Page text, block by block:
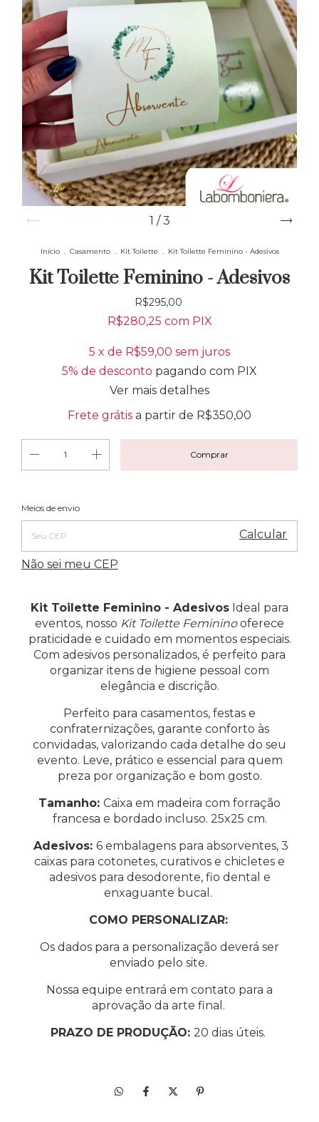
1 /3
Início . Casamento . Kit Toilette . Kit Toilette Feminino - Adesivos
Kit Toilette Feminino - Adesivos
R$295,00
R$280,25 com PIX
5 x de R$59,00 sem juros
5% de desconto pagando com PIX
Ver mais detalhes
Frete grátis a partir de R$350,00
Entregas para o CEP:
Meios de envio
Calcular
Não sei meu CEP
Kit Toilette Feminino - Adesivos Ideal para
eventos, nosso Kit Toilette Femininooferece
praticidade e cuidado em momentos especiais.
Com adesivos personalizados, é perfeito para
organizar itens de higiene pessoal com
elegância e discrição.
Perfeito para casamentos, festas e
confraternizações, garante conforto às
convidadas, valorizando cada detalhe do seu
evento. Leve, prático e essencial para quem
preza por organização e bom gosto.
Tamanho: Caixa em madeira com forração
francesa e bordado incluso. 25x25 cm.
Adesivos: 6 embalagens para absorventes, 3
caixas para cotonetes, curativos e chicletes e
adesivos para desodorente, fio dental e
enxaguante bucal.
COMO PERSONALIZAR:
Os dados para a personalização deverá ser
enviado pelo site.
Nossa equipe entrará em contato para a
aprovação da arte final.
PRAZO DE PRODUÇÃO: 20 dias úteis.